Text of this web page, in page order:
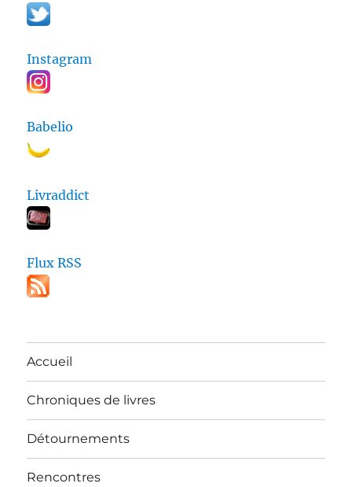
Instagram
Babelio
Livraddict
Flux RSS
Accueil
Chroniques de livres
Détournements
Rencontres